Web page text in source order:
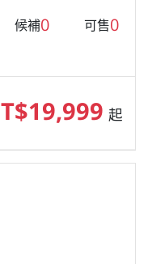
候補0 可售0
起